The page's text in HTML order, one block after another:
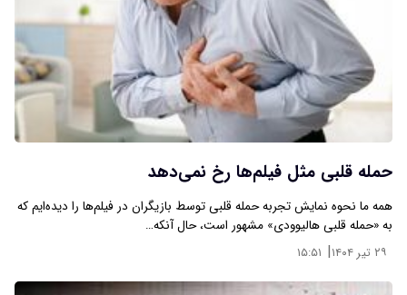
حمله قلبی مثل فیلم‌ها رخ نمی‌دهد
همه ما نحوه نمایش تجربه حمله قلبی توسط بازیگران در فیلم‌ها را دیده‌ایم که
به «حمله قلبی هالیوودی» مشهور است، حال آنکه…
۲۹ تیر ۱۴۰۴ | ۱۵:۵۱